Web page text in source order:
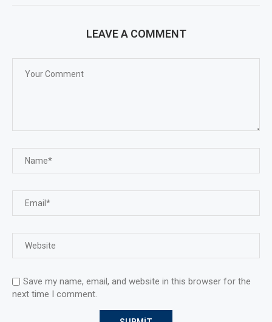
LEAVE A COMMENT
Save my name, email, and website in this browser for the
next time I comment.